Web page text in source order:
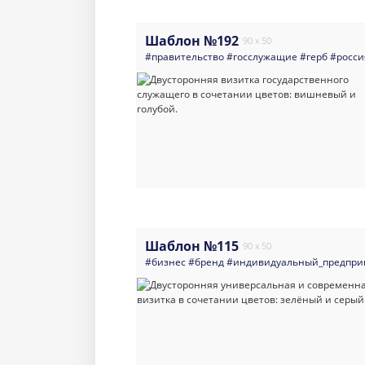
Шаблон №192 90 x 50
#правительство#госслужащие #герб
Шаблон №115 90 x 50
#бизнес#бренд